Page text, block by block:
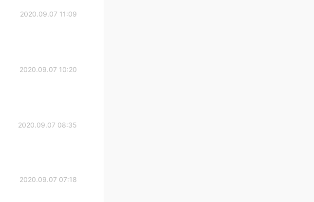
2020.09.07 11:09
2020.09.07 10:20
2020.09.07 08:35
2020.09.07 07:18